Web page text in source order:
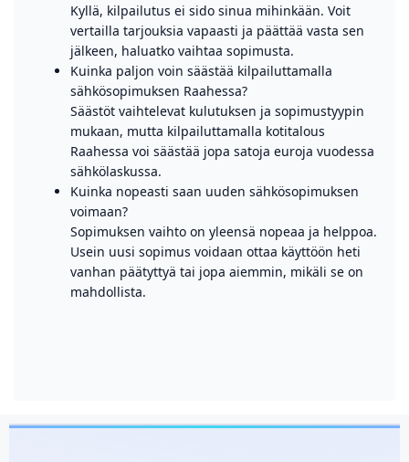
Kyllä, kilpailutus ei sido sinua mihinkään. Voit
vertailla tarjouksia vapaasti ja päättää vasta sen
jälkeen, haluatko vaihtaa sopimusta.
Kuinka paljon voin säästää kilpailuttamalla
sähkösopimuksen Raahessa?
Säästöt vaihtelevat kulutuksen ja sopimustyypin
mukaan, mutta kilpailuttamalla kotitalous
Raahessa voi säästää jopa satoja euroja vuodessa
sähkölaskussa.
Kuinka nopeasti saan uuden sähkösopimuksen
voimaan?
Sopimuksen vaihto on yleensä nopeaa ja helppoa.
Usein uusi sopimus voidaan ottaa käyttöön heti
vanhan päätyttyä tai jopa aiemmin, mikäli se on
mahdollista.